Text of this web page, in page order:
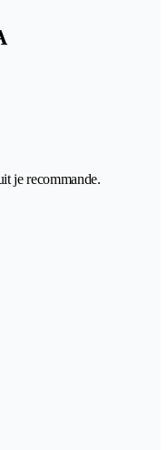
je recommande.